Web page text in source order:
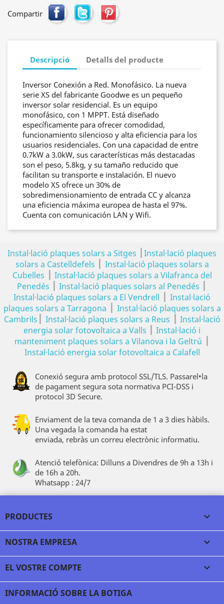
Compartir
Descripció Detalls del producte
Inversor Conexión a Red. Monofásico. La nueva
serie XS del fabricante Goodwe es un pequeño
inversor solar residencial. Es un equipo
monofásico, con 1 MPPT. Está diseñado
específicamente para ofrecer comodidad,
funcionamiento silencioso y alta eficiencia para los
usuarios residenciales. Con una capacidad de entre
0.7kW a 3.0kW, sus características más destacadas
son el peso, 5.8kg, y su tamaño reducido que
facilitan su transporte e instalación. El nuevo
modelo XS ofrece un 30% de
sobredimensionamiento de entrada CC y alcanza
una eficiencia máxima europea de hasta el 97%.
Cuenta con comunicación LAN y Wifi.
Instal·lació plaques solars a Sitges | Instal·lació plaques
solars a Castelldefels | Instal·lació plaques solars a
Cubelles | Instal·lació plaques solars a Vilafranca del
Penedés | Instal·lació plaques solars al Penedés |
Instal·lació plaques solars a El Vendrell | Instal·lació
plaques solars a Tarragona | Instal·lació plaques solars a
Cambrils | Instal·lació plaques solars a Reus | Instal·lació
energia solar fotovoltaica a Valls | Instal·lació i
manteniment plaques solars a Vilanova i la Geltrú |
Instal·lació energia solar fotovoltaica a Calafell
Conexió segura amb protocol SSL/TLS. Passarel•la
de pagament segura sota normativa PCI-DSS i
protocol 3D Secure.
Enviament de la teva comanda de 1 a 3 dies hàbils.
Una vegada la comanda ha estat
enviada, rebràs un correu electrònic informatiu.
Atenció telefònica: Dilluns a Divendres de 9h a 13h i
de 16h a 20h.
Whatsapp : 24/7
PRODUCTES 
NOSTRA EMPRESA 
EL VOSTRE COMPTE 
INFORMACIÓ SOBRE LA BOTIGA